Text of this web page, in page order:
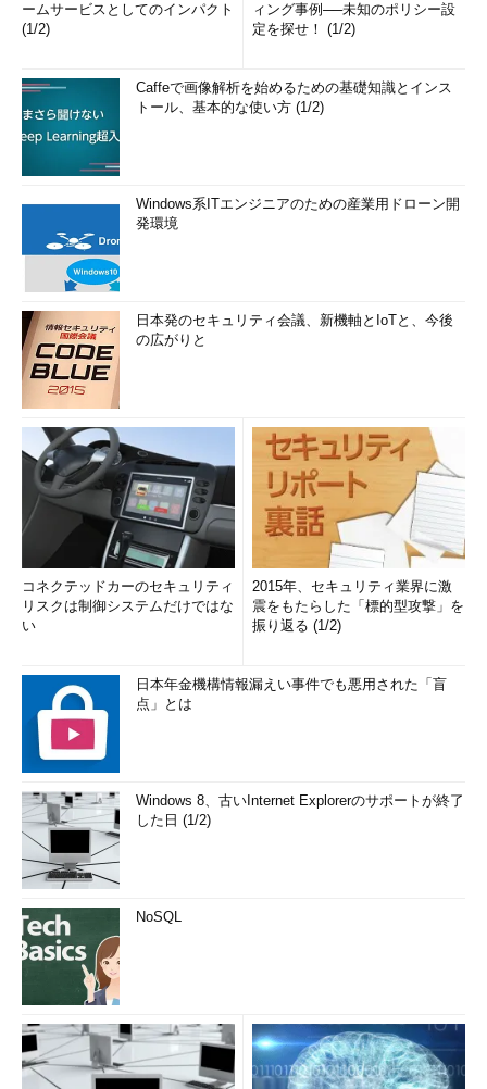
ームサービスとしてのインパクト
(1/2)
ィング事例──未知のポリシー設
定を探せ！ (1/2)
Caffeで画像解析を始めるための基礎知識とインス
トール、基本的な使い方 (1/2)
Windows系ITエンジニアのための産業用ドローン開
発環境
日本発のセキュリティ会議、新機軸とIoTと、今後
の広がりと
コネクテッドカーのセキュリティ
リスクは制御システムだけではな
い
2015年、セキュリティ業界に激
震をもたらした「標的型攻撃」を
振り返る (1/2)
日本年金機構情報漏えい事件でも悪用された「盲
点」とは
Windows 8、古いInternet Explorerのサポートが終了
した日 (1/2)
NoSQL